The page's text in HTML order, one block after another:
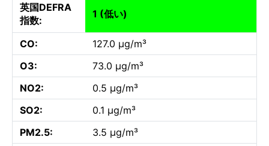
英国DEFRA
指数:
1 (低い)
CO:
127.0 µg/m³
O3:
73.0 µg/m³
NO2:
0.5 µg/m³
SO2:
0.1 µg/m³
PM2.5:
3.5 µg/m³